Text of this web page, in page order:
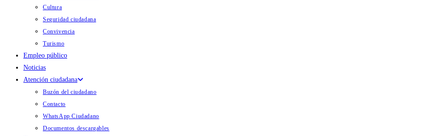
Cultura
Seguridad ciudadana
Convivencia
Turismo
Empleo público
Noticias
Atención ciudadana
Buzón del ciudadano
Contacto
WhatsApp Ciudadano
Documentos descargables